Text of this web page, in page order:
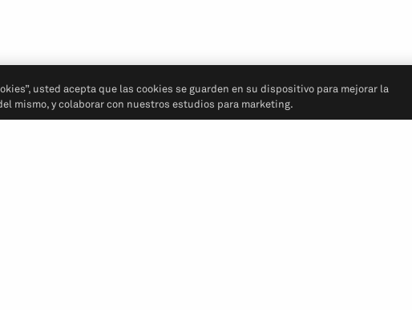
usted acepta que las cookies se guarden en su dispositivo para mejorar la
mismo, y colaborar con nuestros estudios para marketing.